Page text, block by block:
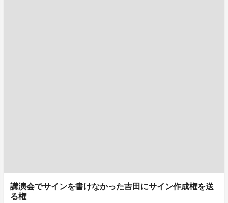
講演会でサインを書けなかった吉田にサイン作成権を送
る権